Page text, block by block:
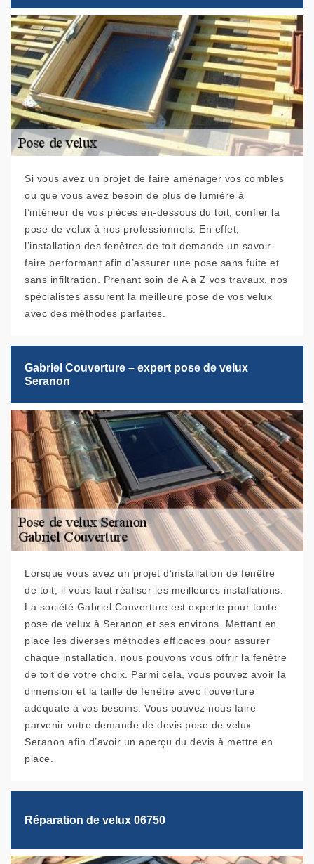
Si vous avez un projet de faire aménager vos combles
ou que vous avez besoin de plus de lumière à
l’intérieur de vos pièces en-dessous du toit, confier la
pose de velux à nos professionnels. En effet,
l’installation des fenêtres de toit demande un savoir-
faire performant afin d’assurer une pose sans fuite et
sans infiltration. Prenant soin de A à Z vos travaux, nos
spécialistes assurent la meilleure pose de vos velux
avec des méthodes parfaites.
Gabriel Couverture – expert pose de velux
Seranon
Lorsque vous avez un projet d’installation de fenêtre
de toit, il vous faut réaliser les meilleures installations.
La société Gabriel Couverture est experte pour toute
pose de velux à Seranon et ses environs. Mettant en
place les diverses méthodes efficaces pour assurer
chaque installation, nous pouvons vous offrir la fenêtre
de toit de votre choix. Parmi cela, vous pouvez avoir la
dimension et la taille de fenêtre avec l’ouverture
adéquate à vos besoins. Vous pouvez nous faire
parvenir votre demande de devis pose de velux
Seranon afin d’avoir un aperçu du devis à mettre en
place.
Réparation de velux 06750